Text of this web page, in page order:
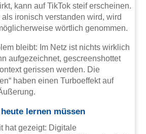
kann auf TikTok steif erscheinen.
als ironisch verstanden wird, wird
wörtlich genommen.
bleibt: Im Netz ist nichts wirklich
aufgezeichnet, gescreenshottet
gerissen werden. Die
haben einen Turboeffekt auf
lernen müssen
hat gezeigt: Digitale